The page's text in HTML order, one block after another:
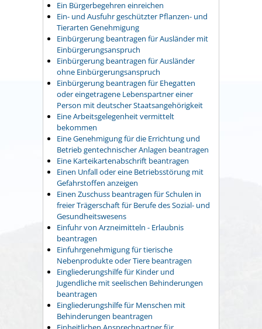
Ein Bürgerbegehren einreichen
Ein- und Ausfuhr geschützter Pflanzen- und
Tierarten Genehmigung
Einbürgerung beantragen für Ausländer mit
Einbürgerungsanspruch
Einbürgerung beantragen für Ausländer
ohne Einbürgerungsanspruch
Einbürgerung beantragen für Ehegatten
oder eingetragene Lebenspartner einer
Person mit deutscher Staatsangehörigkeit
Eine Arbeitsgelegenheit vermittelt
bekommen
Eine Genehmigung für die Errichtung und
Betrieb gentechnischer Anlagen beantragen
Eine Karteikartenabschrift beantragen
Einen Unfall oder eine Betriebsstörung mit
Gefahrstoffen anzeigen
Einen Zuschuss beantragen für Schulen in
freier Trägerschaft für Berufe des Sozial- und
Gesundheitswesens
Einfuhr von Arzneimitteln - Erlaubnis
beantragen
Einfuhrgenehmigung für tierische
Nebenprodukte oder Tiere beantragen
Eingliederungshilfe für Kinder und
Jugendliche mit seelischen Behinderungen
beantragen
Eingliederungshilfe für Menschen mit
Behinderungen beantragen